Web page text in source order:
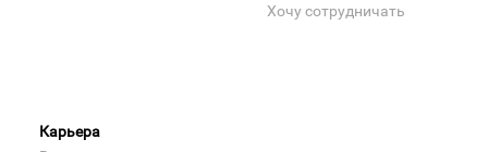
Хочу сотрудничать
Карьера